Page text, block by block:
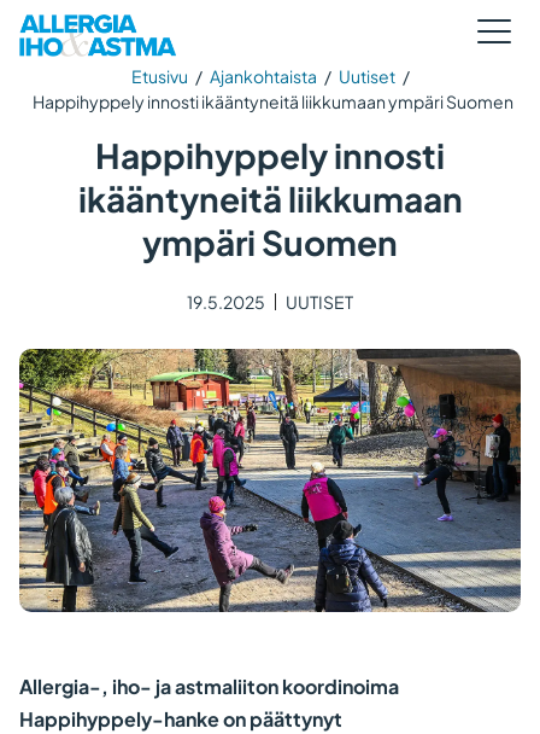
Etusivu / Ajankohtaista / Uutiset /
Happihyppely innosti ikääntyneitä liikkumaan ympäri Suomen
Happihyppely innosti
ikääntyneitä liikkumaan
ympäri Suomen
19.5.2025 UUTISET
Allergia-, iho- ja astmaliiton koordinoima
Happihyppely-hanke on päättynyt